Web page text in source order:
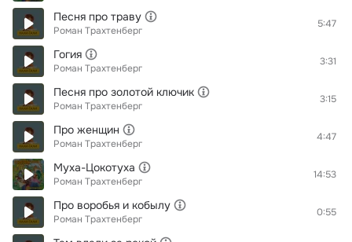
Песня про траву
Роман Трахтенберг
5:47
Гогия
Роман Трахтенберг
3:31
Песня про золотой ключик
Роман Трахтенберг
3:15
Про женщин
Роман Трахтенберг
4:47
Муха-Цокотуха
Роман Трахтенберг
14:53
Про воробья и кобылу
Роман Трахтенберг
0:55